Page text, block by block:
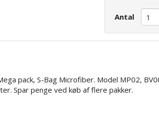
Antal
pack, S-Bag Microfiber. Model MP02,
Spar penge ved køb af flere pakker.